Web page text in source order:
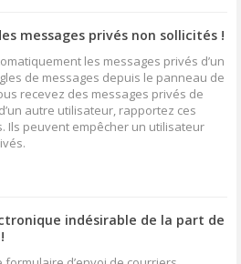
messages privés non sollicités !
les messages privés d’un
de messages depuis le panneau de
recevez des messages privés de
autre utilisateur, rapportez ces
Ils peuvent empêcher un utilisateur
indésirable de la part de